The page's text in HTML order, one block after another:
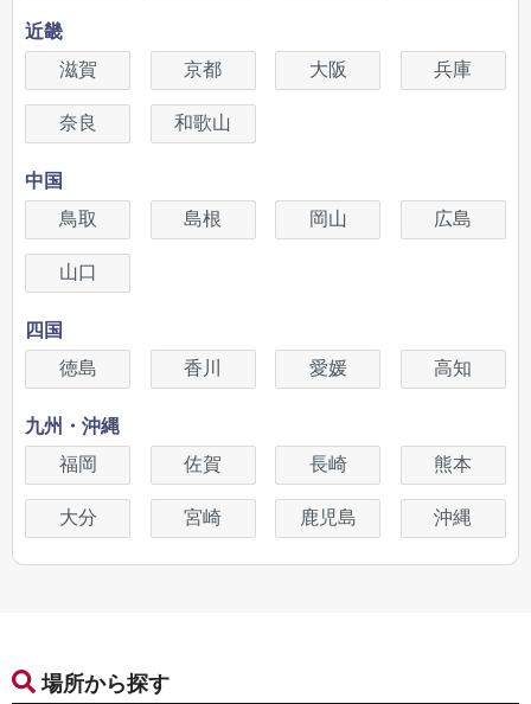
近畿
滋賀
京都 大阪 兵庫
奈良 和歌山
中国
鳥取
島根 岡山 広島
山口
四国
徳島
香川 愛媛 高知
九州・沖縄
福岡
佐賀 長崎 熊本
大分 宮崎 鹿児島 沖縄
場所から探す